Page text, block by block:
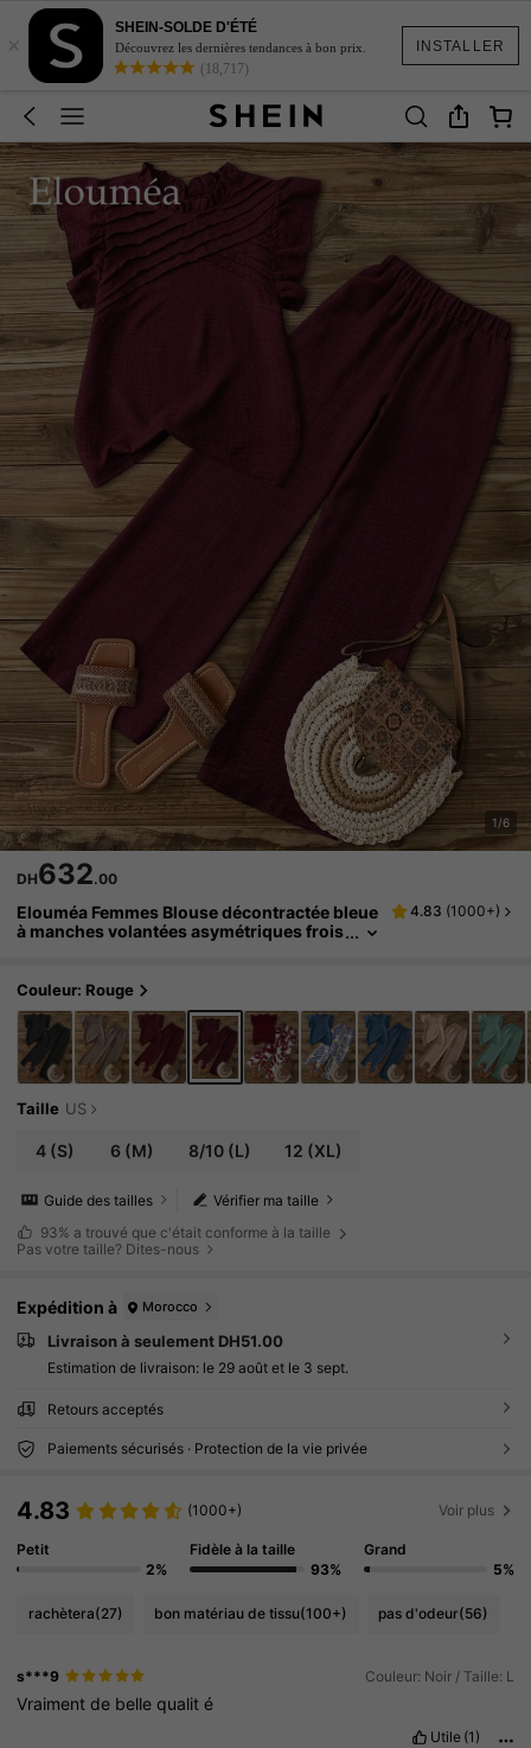
INSTALLER
×
SHEIN-SOLDE D'ÉTÉ
Découvrez les dernières tendances à bon prix.
(18,717)
1/6
DH632.00
Elouméa Femmes Blouse décontractée bleue
à manches volantées asymétriques frois
poches latérales, printemps/été
4.83 (1000+)
Couleur: Rouge
Taille US
4 (S) 6 (M) 8/10(L) 12 (XL)
Vérifier ma taille
Guide des tailles
93% a trouvé que c'était conforme à la taille
Pas votre taille? Dites-nous
Expédition à Morocco
Livraison à seulement DH51.00
Estimation de livraison: le 29 août et le 3 sept.
Retours acceptés
Paiements sécurisés · Protection de la vie privée
4.83 (1000+) Voir plus
Petit
2%
Fidèle à la taille
93%
Grand
5%
rachètera(27) bon matériau de tissu(100+) pas d'odeur(56)
s***9 Couleur: Noir / Taille: L
Vraimentde bellequalité
Utile (1)